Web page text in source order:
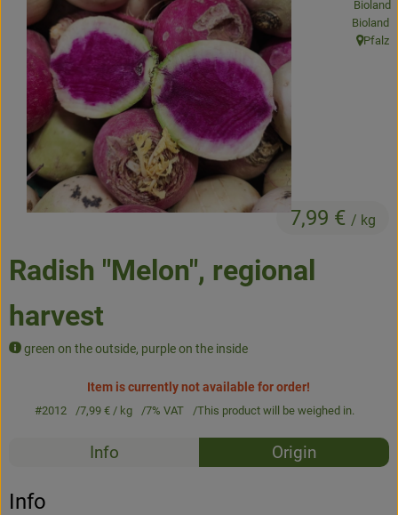
Baked goods
Natural products
Beverages
Vouchers & Gift Ideas
Delivery service
Radish "Melon", regional
harvest
green on the outside, purple on the inside
7,99 € / kg
Bioland
, origin:
Pfalz
Item is currently not available for order!
#2012 7,99 € / kg 7% VAT This product will be weighed in.
Recipes
Info Origin
Info